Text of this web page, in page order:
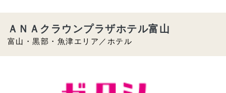
富山・黒部・魚津エリア／ホテル
ＡＮＡクラウンプラザホテル富山